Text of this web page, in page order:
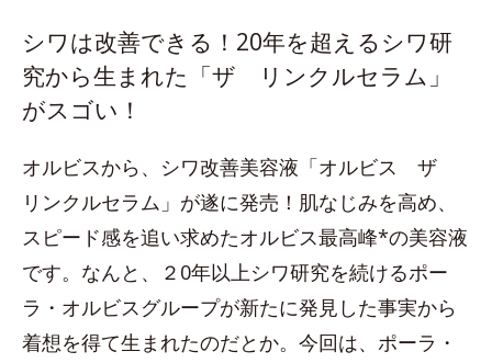
シワは改善できる！20年を超えるシワ研
究から生まれた「ザ リンクルセラム」
がスゴい！
オルビスから、シワ改善美容液「オルビス ザ
リンクルセラム」が遂に発売！肌なじみを高め、
スピード感を追い求めたオルビス最高峰*の美容液
です。なんと、２0年以上シワ研究を続けるポー
ラ・オルビスグループが新たに発見した事実から
着想を得て生まれたのだとか。今回は、ポーラ・